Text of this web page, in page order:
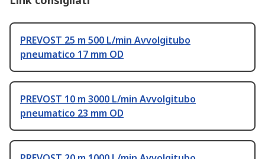
PREVOST 25 m 500 L/min Avvolgitubo
pneumatico 17 mm OD
PREVOST 10 m 3000 L/min Avvolgitubo
pneumatico 23 mm OD